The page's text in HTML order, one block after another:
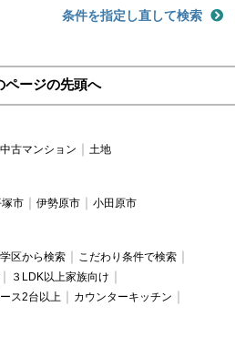
条件を指定し直して検索
ページの先頭へ
中古マンション 土地
市 伊勢原市 小田原市
学区から検索
こだわり条件で検索
３LDK以上家族向け
ス2台以上
カウンターキッチン